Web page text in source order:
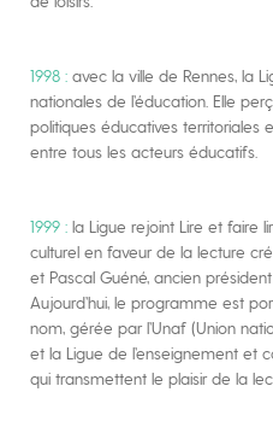
1998 : avec la ville de Rennes, la
nationales de l’éducation. Elle
politiques éducatives territoriales
entre tous les acteurs éducatifs.
1999 : la Ligue rejoint Lire et faire
culturel en faveur de la lecture
et Pascal Guéné, ancien président
Aujourd’hui, le programme est
nom, gérée par l’Unaf (Union
et la Ligue de l’enseignement et
qui transmettent le plaisir de la